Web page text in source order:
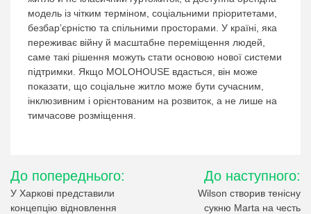
модель із чітким терміном, соціальними пріоритетами,
безбар’єрністю та спільними просторами. У країні, яка
переживає війну й масштабне переміщення людей,
саме такі рішення можуть стати основою нової системи
підтримки. Якщо MOLOHOUSE вдасться, він може
показати, що соціальне житло може бути сучасним,
інклюзивним і орієнтованим на розвиток, а не лише на
тимчасове розміщення.
Навігація
записів
До попереднього:
У Харкові представили
концепцію відновлення
До наступного:
Wilson створив тенісну
сукню Marta на честь